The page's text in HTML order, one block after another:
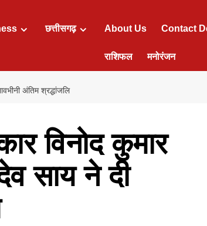
छत्तीसगढ़ About Us Contact
राशिफल मनोरंजन
अंतिम श्रद्धांजलि
विनोद कुमार
साय ने दी